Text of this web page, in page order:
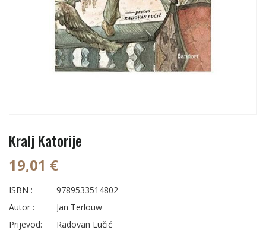
Kralj Katorije
19,01 €
ISBN :
9789533514802
Autor :
Jan Terlouw
Prijevod:
Radovan Lučić